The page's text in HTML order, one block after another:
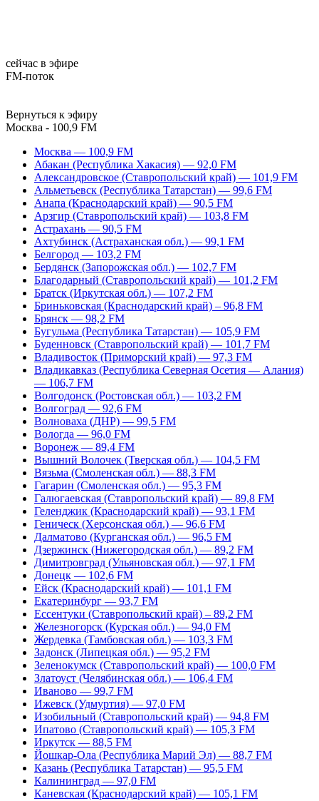
сейчас в эфире
FM-поток
Вернуться к эфиру
Москва - 100,9 FM
Москва — 100,9 FM
Абакан (Республика Хакасия) — 92,0 FM
Александровское (Ставропольский край) — 101,9 FM
Альметьевск (Республика Татарстан) — 99,6 FM
Анапа (Краснодарский край) — 90,5 FM
Арзгир (Ставропольский край) — 103,8 FM
Астрахань — 90,5 FM
Ахтубинск (Астраханская обл.) — 99,1 FM
Белгород — 103,2 FM
Бердянск (Запорожская обл.) — 102,7 FM
Благодарный (Ставропольский край) — 101,2 FM
Братск (Иркутская обл.) — 107,2 FM
Бриньковская (Краснодарский край) – 96,8 FM
Брянск — 98,2 FM
Бугульма (Республика Татарстан) — 105,9 FM
Буденновск (Ставропольский край) — 101,7 FM
Владивосток (Приморский край) — 97,3 FM
Владикавказ (Республика Северная Осетия — Алания)
— 106,7 FM
Волгодонск (Ростовская обл.) — 103,2 FM
Волгоград — 92,6 FM
Волноваха (ДНР) — 99,5 FM
Вологда — 96,0 FM
Воронеж — 89,4 FM
Вышний Волочек (Тверская обл.) — 104,5 FM
Вязьма (Смоленская обл.) — 88,3 FM
Гагарин (Смоленская обл.) — 95,3 FM
Галюгаевская (Ставропольский край) — 89,8 FM
Геленджик (Краснодарский край) — 93,1 FM
Геническ (Херсонская обл.) — 96,6 FM
Далматово (Курганская обл.) — 96,5 FM
Дзержинск (Нижегородская обл.) — 89,2 FM
Димитровград (Ульяновская обл.) — 97,1 FM
Донецк — 102,6 FM
Ейск (Краснодарский край) — 101,1 FM
Екатеринбург — 93,7 FM
Ессентуки (Ставропольский край) – 89,2 FM
Железногорск (Курская обл.) — 94,0 FM
Жердевка (Тамбовская обл.) — 103,3 FM
Задонск (Липецкая обл.) — 95,2 FM
Зеленокумск (Ставропольский край) — 100,0 FM
Златоуст (Челябинская обл.) — 106,4 FM
Иваново — 99,7 FM
Ижевск (Удмуртия) — 97,0 FM
Изобильный (Ставропольский край) — 94,8 FM
Ипатово (Ставропольский край) — 105,3 FM
Иркутск — 88,5 FM
Йошкар-Ола (Республика Марий Эл) — 88,7 FM
Казань (Республика Татарстан) — 95,5 FM
Калининград — 97,0 FM
Каневская (Краснодарский край) — 105,1 FM